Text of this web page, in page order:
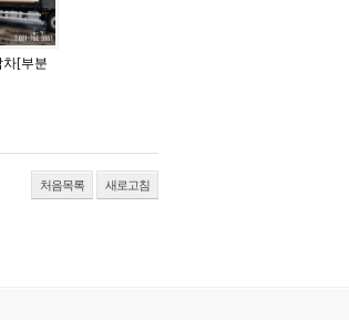
차[부분
처음목록 새로고침